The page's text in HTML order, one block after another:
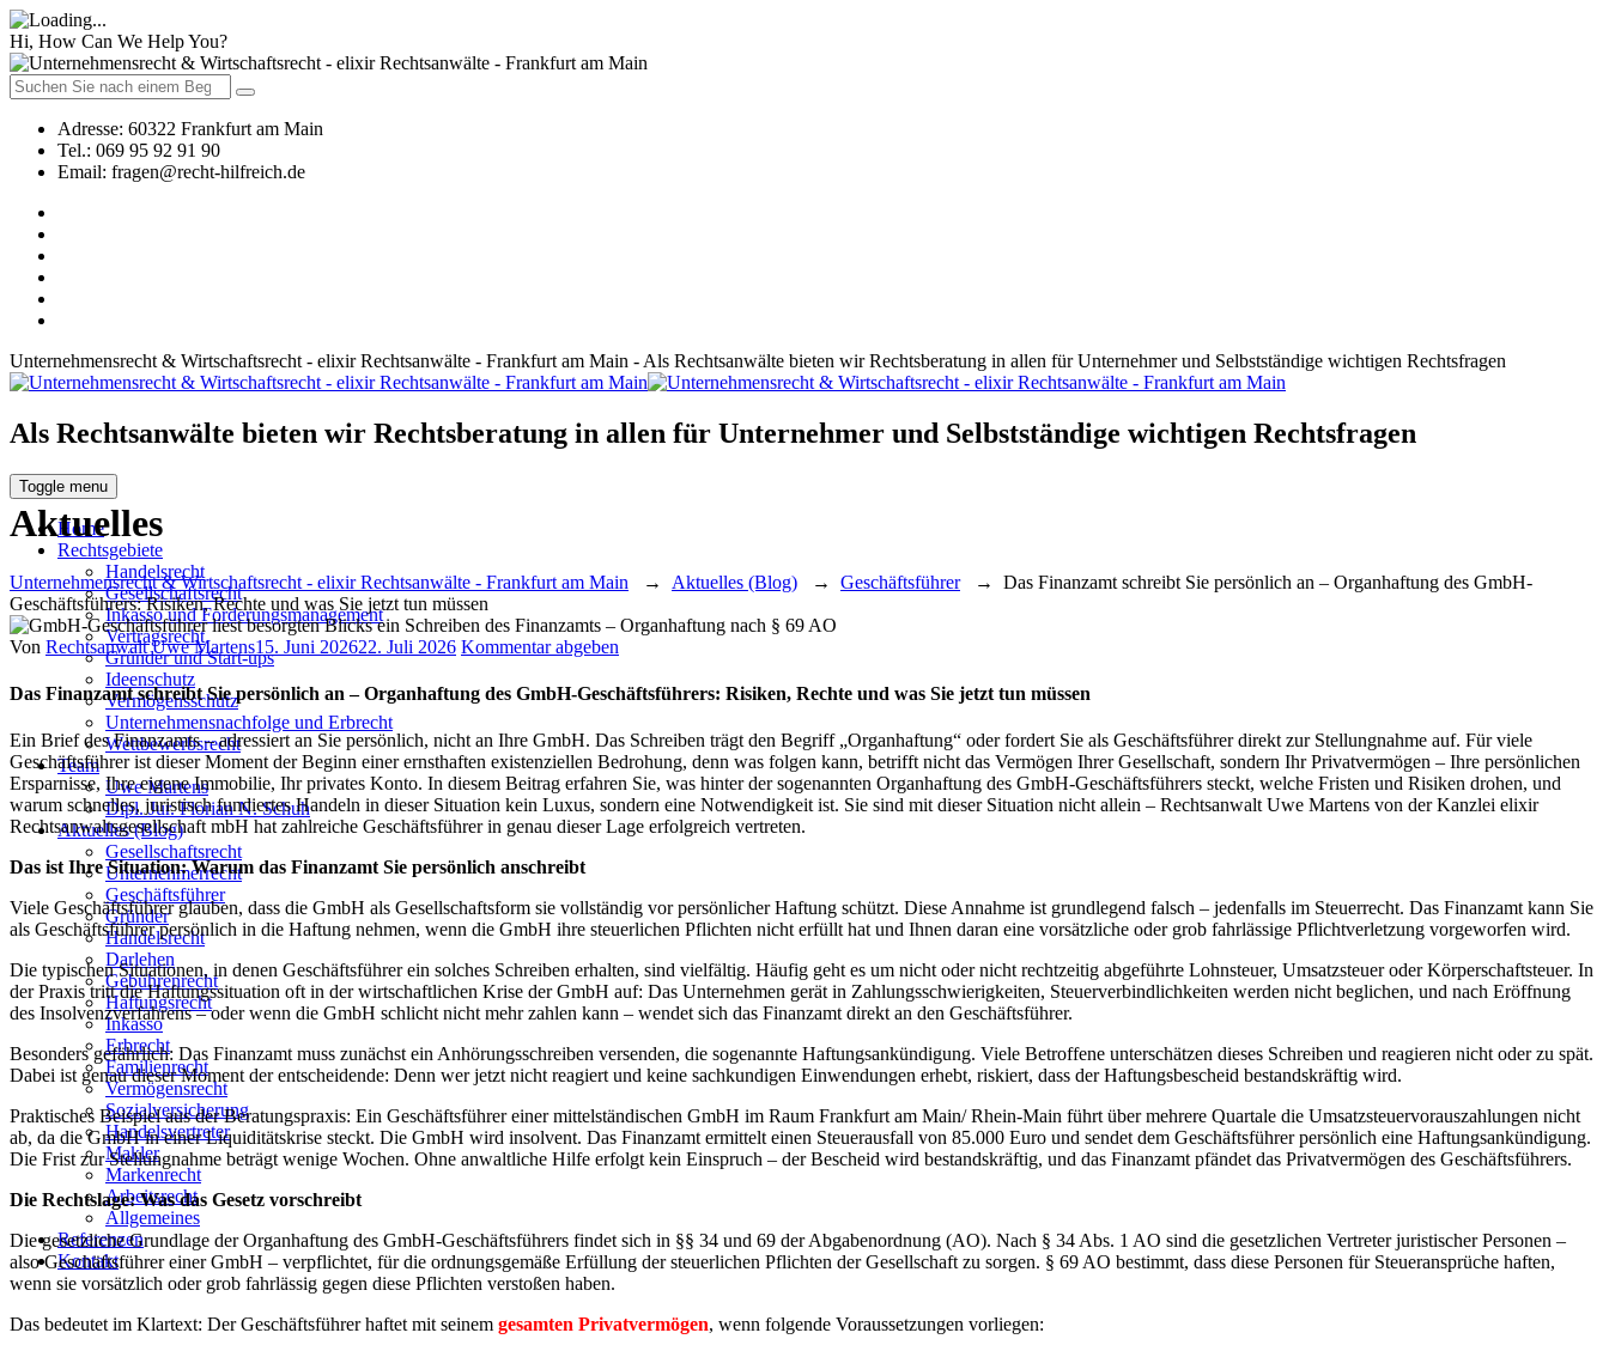
Hi, How Can We Help You?
Adresse: 60322 Frankfurt am Main
Tel.: 069 95 92 91 90
Email: fragen@recht-hilfreich.de
Unternehmensrecht & Wirtschaftsrecht - elixir Rechtsanwälte - Frankfurt am Main - Als Rechtsanwälte bieten wir Rechtsberatung in allen für Unternehmer und Selbstständige wichtigen Rechtsfragen
Als Rechtsanwälte bieten wir Rechtsberatung in allen für Unternehmer und Selbstständige wichtigen Rechtsfragen
Toggle menu
Home
Rechtsgebiete
Handelsrecht
Gesellschaftsrecht
Inkasso und Forderungsmanagement
Vertragsrecht
Gründer und Start-ups
Ideenschutz
Vermögensschutz
Unternehmensnachfolge und Erbrecht
Wettbewerbsrecht
Team
Uwe Martens
Dipl. Jur. Florian N. Schuh
Aktuelles (Blog)
Gesellschaftsrecht
Unternehmerrecht
Geschäftsführer
Gründer
Handelsrecht
Darlehen
Gebührenrecht
Haftungsrecht
Inkasso
Erbrecht
Familienrecht
Vermögensrecht
Sozialversicherung
Handelsvertreter
Makler
Markenrecht
Arbeitsrecht
Allgemeines
Referenzen
Kontakt
Aktuelles
Unternehmensrecht & Wirtschaftsrecht - elixir Rechtsanwälte - Frankfurt am Main → Aktuelles (Blog) → Geschäftsführer→ Das Finanzamt schreibt Sie persönlich an – Organhaftung des GmbH-
Geschäftsführers: Risiken, Rechte und was Sie jetzt tun müssen
Author
Von Rechtsanwalt Uwe MartensPosted
on
15. Juni 202622. Juli 2026 Kommentar abgeben
Das Finanzamt schreibt Sie persönlich an – Organhaftung des GmbH-Geschäftsführers: Risiken, Rechte und was Sie jetzt tun müssen
Ein Brief des Finanzamts – adressiert an Sie persönlich, nicht an Ihre GmbH. Das Schreiben trägt den Begriff „Organhaftung“ oder fordert Sie als Geschäftsführer direkt zur Stellungnahme auf. Für viele
Geschäftsführer ist dieser Moment der Beginn einer ernsthaften existenziellen Bedrohung, denn was folgen kann, betrifft nicht das Vermögen Ihrer Gesellschaft, sondern Ihr Privatvermögen – Ihre persönlichen
Ersparnisse, Ihre eigene Immobilie, Ihr privates Konto. In diesem Beitrag erfahren Sie, was hinter der sogenannten Organhaftung des GmbH-Geschäftsführers steckt, welche Fristen und Risiken drohen, und
warum schnelles, juristisch fundiertes Handeln in dieser Situation kein Luxus, sondern eine Notwendigkeit ist. Sie sind mit dieser Situation nicht allein – Rechtsanwalt Uwe Martens von der Kanzlei elixir
Rechtsanwaltsgesellschaft mbH hat zahlreiche Geschäftsführer in genau dieser Lage erfolgreich vertreten.
Das ist Ihre Situation: Warum das Finanzamt Sie persönlich anschreibt
Viele Geschäftsführer glauben, dass die GmbH als Gesellschaftsform sie vollständig vor persönlicher Haftung schützt. Diese Annahme ist grundlegend falsch – jedenfalls im Steuerrecht. Das Finanzamt kann Sie
als Geschäftsführer persönlich in die Haftung nehmen, wenn die GmbH ihre steuerlichen Pflichten nicht erfüllt hat und Ihnen daran eine vorsätzliche oder grob fahrlässige Pflichtverletzung vorgeworfen wird.
Die typischen Situationen, in denen Geschäftsführer ein solches Schreiben erhalten, sind vielfältig. Häufig geht es um nicht oder nicht rechtzeitig abgeführte Lohnsteuer, Umsatzsteuer oder Körperschaftsteuer. In
der Praxis tritt die Haftungssituation oft in der wirtschaftlichen Krise der GmbH auf: Das Unternehmen gerät in Zahlungsschwierigkeiten, Steuerverbindlichkeiten werden nicht beglichen, und nach Eröffnung
des Insolvenzverfahrens – oder wenn die GmbH schlicht nicht mehr zahlen kann – wendet sich das Finanzamt direkt an den Geschäftsführer.
Besonders gefährlich: Das Finanzamt muss zunächst ein Anhörungsschreiben versenden, die sogenannte Haftungsankündigung. Viele Betroffene unterschätzen dieses Schreiben und reagieren nicht oder zu spät.
Dabei ist genau dieser Moment der entscheidende: Denn wer jetzt nicht reagiert und keine sachkundigen Einwendungen erhebt, riskiert, dass der Haftungsbescheid bestandskräftig wird.
Praktisches Beispiel aus der Beratungspraxis: Ein Geschäftsführer einer mittelständischen GmbH im Raum Frankfurt am Main/ Rhein-Main führt über mehrere Quartale die Umsatzsteuervorauszahlungen nicht
ab, da die GmbH in einer Liquiditätskrise steckt. Die GmbH wird insolvent. Das Finanzamt ermittelt einen Steuerausfall von 85.000 Euro und sendet dem Geschäftsführer persönlich eine Haftungsankündigung.
Die Frist zur Stellungnahme beträgt wenige Wochen. Ohne anwaltliche Hilfe erfolgt kein Einspruch – der Bescheid wird bestandskräftig, und das Finanzamt pfändet das Privatvermögen des Geschäftsführers.
Die Rechtslage: Was das Gesetz vorschreibt
Die gesetzliche Grundlage der Organhaftung des GmbH-Geschäftsführers findet sich in §§ 34 und 69 der Abgabenordnung (AO). Nach § 34 Abs. 1 AO sind die gesetzlichen Vertreter juristischer Personen –
also Geschäftsführer einer GmbH – verpflichtet, für die ordnungsgemäße Erfüllung der steuerlichen Pflichten der Gesellschaft zu sorgen. § 69 AO bestimmt, dass diese Personen für Steueransprüche haften,
wenn sie vorsätzlich oder grob fahrlässig gegen diese Pflichten verstoßen haben.
Das bedeutet im Klartext: Der Geschäftsführer haftet mit seinem gesamten Privatvermögen, wenn folgende Voraussetzungen vorliegen: